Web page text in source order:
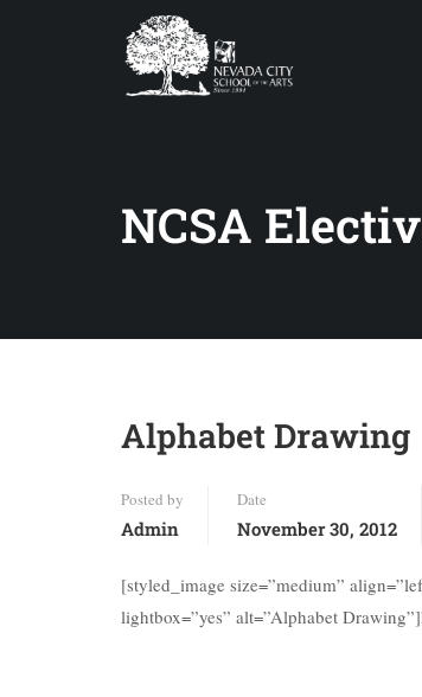
NCSA
Alphabet Drawing
Posted by
Admin
Date
November 30, 2012
[styled_image size=”medium”
lightbox=”yes” alt=”Alphabet